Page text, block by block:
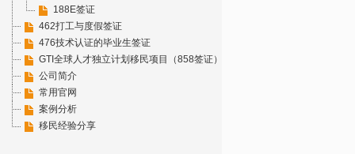
188E签证
462打工与度假签证
476技术认证的毕业生签证
GTI全球人才独立计划移民项目（858签证）
公司简介
常用官网
案例分析
移民经验分享